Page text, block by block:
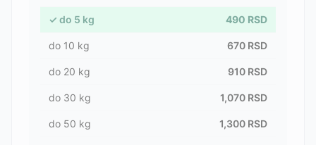
✓ do 5 kg 490 RSD
do 10 kg 670 RSD
do 20 kg 910 RSD
do 30 kg 1,070 RSD
do 50 kg 1,300 RSD